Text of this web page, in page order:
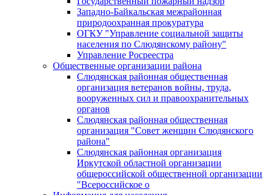
Западно-Байкальская межрайонная
природоохранная прокуратура
ОГКУ "Управление социальной защиты
населения по Слюдянскому району"
Управление Росреестра
Общественные организации района
Слюдянская районная общественная
организация ветеранов войны, труда,
вооруженных сил и правоохранительных
органов
Слюдянская районная общественная
организация "Совет женщин Слюдянского
района"
Слюдянская районная организация
Иркутской областной организации
общероссийской общественной организации
"Всероссийское о